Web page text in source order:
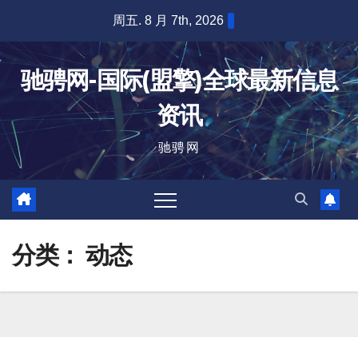
内
周五. 8 月 7th, 2026
驰骋网-国际(盟擎)全球最新信息
资讯
驰骋网
分类： 动态